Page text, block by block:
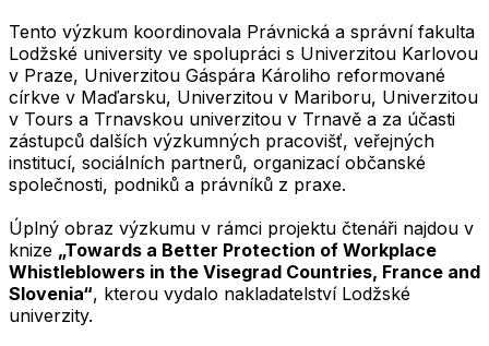
Tento výzkum koordinovala Právnická a správní fakulta
Lodžské university ve spolupráci s Univerzitou Karlovou
v Praze, Univerzitou Gáspára Károliho reformované
církve v Maďarsku, Univerzitou v Mariboru, Univerzitou
v Tours a Trnavskou univerzitou v Trnavě a za účasti
zástupců dalších výzkumných pracovišť, veřejných
institucí, sociálních partnerů, organizací občanské
společnosti, podniků a právníků z praxe.
Úplný obraz výzkumu v rámci projektu čtenáři najdou v
knize „Towards a Better Protection of Workplace
Whistleblowers in the Visegrad Countries, France and
Slovenia“, kterou vydalo nakladatelství Lodžské
univerzity.